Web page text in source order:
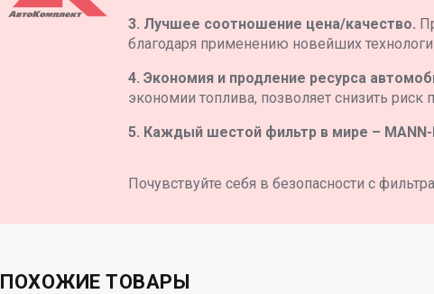
3. Лучшее соотношение цена/качество.
благодаря применению новейших
4. Экономия и продление ресурса
экономии топлива, позволяет снизить риск
5. Каждый шестой фильтр в мире – MANN-
Почувствуйте себя в безопасности с
ПОХОЖИЕ ТОВАРЫ